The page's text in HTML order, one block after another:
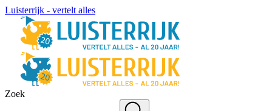
Luisterrijk - vertelt alles
Zoek